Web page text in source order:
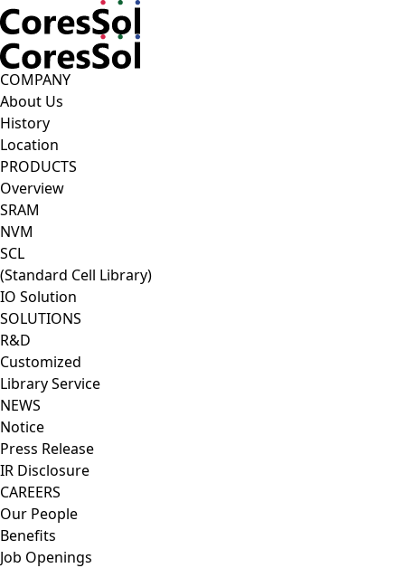
CoresSol
COMPANY
About Us
History
Location
PRODUCTS
Overview
SRAM
NVM
SCL
(Standard Cell Library)
IO Solution
SOLUTIONS
R&D
Customized
Library Service
NEWS
Notice
Press Release
IR Disclosure
CAREERS
Our People
Benefits
Job Openings